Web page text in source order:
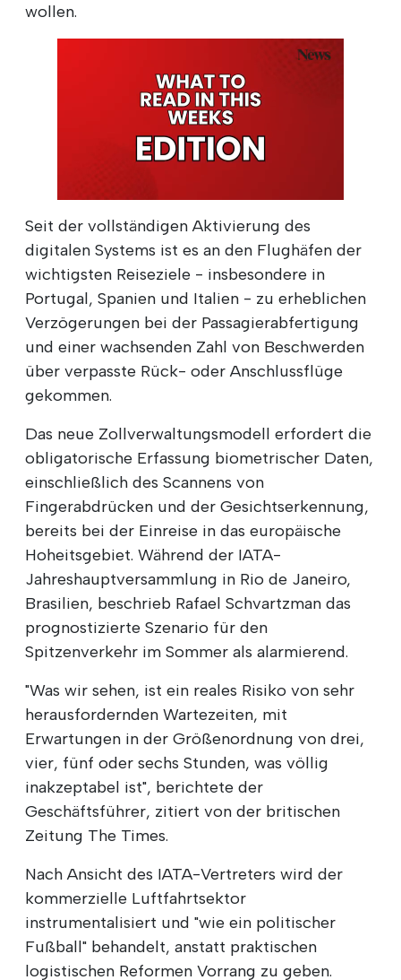
wollen.
Seit der vollständigen Aktivierung des
digitalen Systems ist es an den Flughäfen der
wichtigsten Reiseziele - insbesondere in
Portugal, Spanien und Italien - zu erheblichen
Verzögerungen bei der Passagierabfertigung
und einer wachsenden Zahl von Beschwerden
über verpasste Rück- oder Anschlussflüge
gekommen.
Das neue Zollverwaltungsmodell erfordert die
obligatorische Erfassung biometrischer Daten,
einschließlich des Scannens von
Fingerabdrücken und der Gesichtserkennung,
bereits bei der Einreise in das europäische
Hoheitsgebiet. Während der IATA-
Jahreshauptversammlung in Rio de Janeiro,
Brasilien, beschrieb Rafael Schvartzman das
prognostizierte Szenario für den
Spitzenverkehr im Sommer als alarmierend.
"Was wir sehen, ist ein reales Risiko von sehr
herausfordernden Wartezeiten, mit
Erwartungen in der Größenordnung von drei,
vier, fünf oder sechs Stunden, was völlig
inakzeptabel ist", berichtete der
Geschäftsführer, zitiert von der britischen
Zeitung The Times.
Nach Ansicht des IATA-Vertreters wird der
kommerzielle Luftfahrtsektor
instrumentalisiert und "wie ein politischer
Fußball" behandelt, anstatt praktischen
logistischen Reformen Vorrang zu geben.